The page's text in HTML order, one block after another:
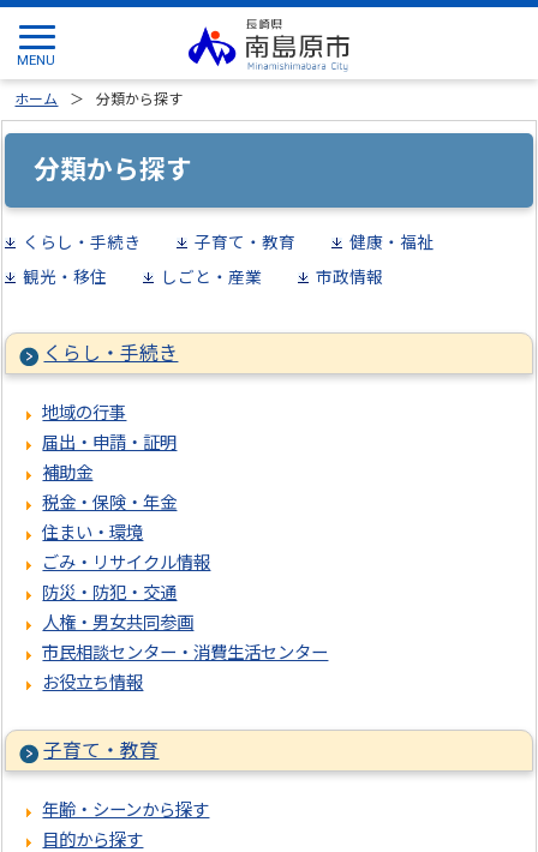
ホーム 分類から探す
分類から探す
くらし・手続き 子育て・教育
健康・福祉
観光・移住
しごと・産業 市政情報
くらし・手続き
地域の行事
届出・申請・証明
補助金
税金・保険・年金
住まい・環境
ごみ・リサイクル情報
防災・防犯・交通
人権・男女共同参画
市民相談センター・消費生活センター
お役立ち情報
子育て・教育
年齢・シーンから探す
目的から探す